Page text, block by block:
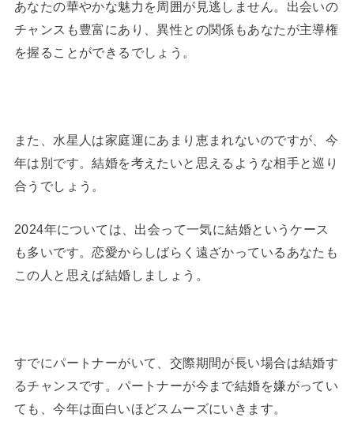
あなたの華やかな魅力を周囲が見逃しません。出会いの
チャンスも豊富にあり、異性との関係もあなたが主導権
を握ることができるでしょう。
また、水星人は家庭運にあまり恵まれないのですが、今
年は別です。結婚を考えたいと思えるような相手と巡り
合うでしょう。
2024年については、出会って一気に結婚というケース
も多いです。恋愛からしばらく遠ざかっているあなたも
この人と思えば結婚しましょう。
すでにパートナーがいて、交際期間が長い場合は結婚す
るチャンスです。パートナーが今まで結婚を嫌がってい
ても、今年は面白いほどスムーズにいきます。